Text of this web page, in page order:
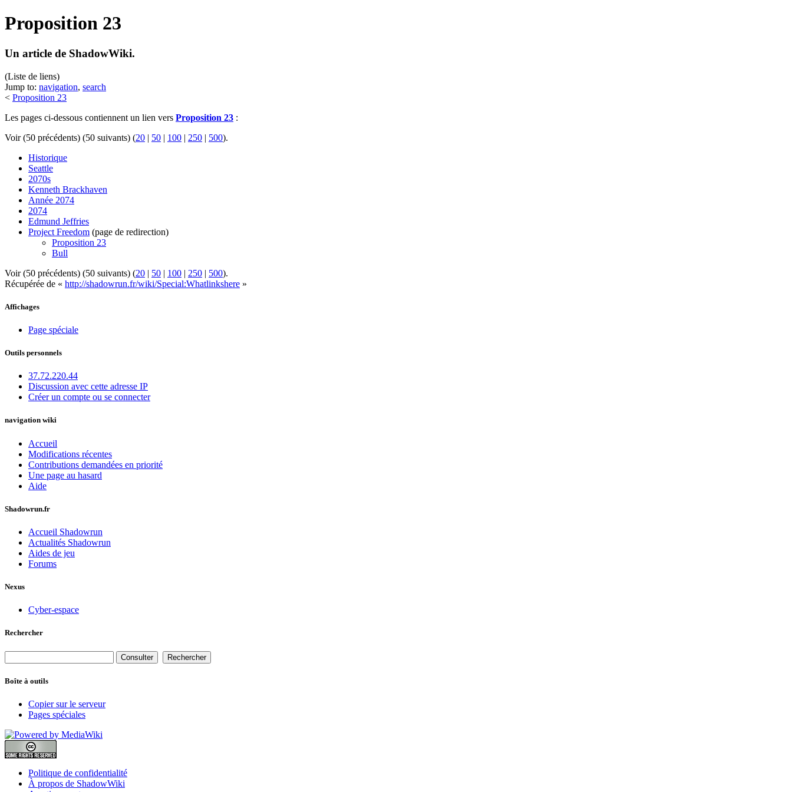
Proposition 23
Un article de ShadowWiki.
(Liste de liens)
Jump to: navigation, search
< Proposition 23
Les pages ci-dessous contiennent un lien vers Proposition 23 :
Voir (50 précédents) (50 suivants) (20 | 50 | 100 | 250 | 500).
Historique
Seattle
2070s
Kenneth Brackhaven
Année 2074
2074
Edmund Jeffries
Project Freedom (page de redirection)
Proposition 23
Bull
Voir (50 précédents) (50 suivants) (20 | 50 | 100 | 250 | 500).
Récupérée de « http://shadowrun.fr/wiki/Special:Whatlinkshere »
Affichages
Page spéciale
Outils personnels
37.72.220.44
Discussion avec cette adresse IP
Créer un compte ou se connecter
navigation wiki
Accueil
Modifications récentes
Contributions demandées en priorité
Une page au hasard
Aide
Shadowrun.fr
Accueil Shadowrun
Actualités Shadowrun
Aides de jeu
Forums
Nexus
Cyber-espace
Rechercher
Boîte à outils
Copier sur le serveur
Pages spéciales
Politique de confidentialité
À propos de ShadowWiki